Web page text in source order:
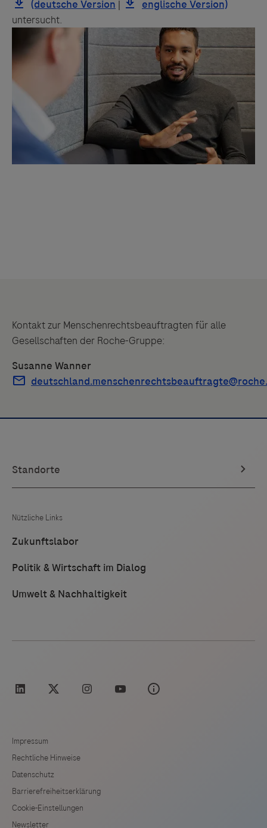
|
untersucht.
Kontakt zur Menschenrechtsbeauftragten für alle
Gesellschaften der Roche-Gruppe:
Susanne Wanner